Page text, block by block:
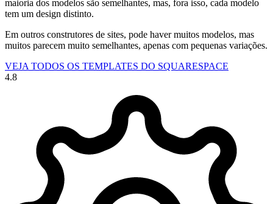
maioria dos modelos são semelhantes, mas, fora isso, cada modelo
tem um design distinto.
Em outros construtores de sites, pode haver muitos modelos, mas
muitos parecem muito semelhantes, apenas com pequenas variações.
VEJA TODOS OS TEMPLATES DO SQUARESPACE
4.8